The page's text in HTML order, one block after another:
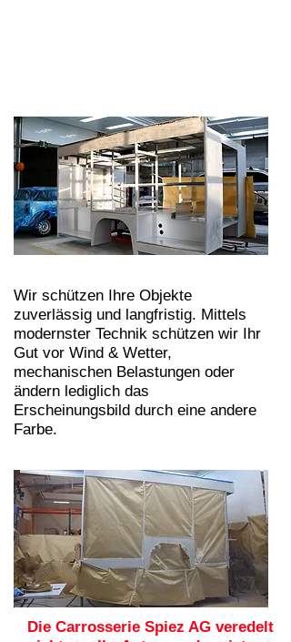
Wir schützen Ihre Objekte
zuverlässig und langfristig. Mittels
modernster Technik schützen wir Ihr
Gut vor Wind & Wetter,
mechanischen Belastungen oder
ändern lediglich das
Erscheinungsbild durch eine andere
Farbe.
Die Carrosserie Spiez AG veredelt